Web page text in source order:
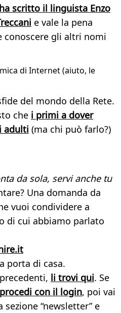
scritto il linguista Enzo
e vale la pena
conoscere gli altri nomi
di Internet (aiuto, le
del mondo della Rete.
che i primi a dover
adulti (ma chi può farlo?)
da sola, servi anche tu
Una domanda da
vuoi condividere a
di cui abbiamo parlato
porta di casa.
li trovi qui. Se
procedi con il login, poi vai
“newsletter” e